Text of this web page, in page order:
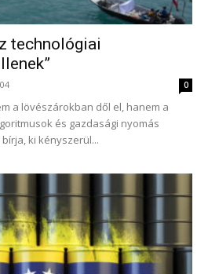
technológiai
0
a lövészárokban dől el, hanem a
és gazdasági nyomás
ki kényszerül...